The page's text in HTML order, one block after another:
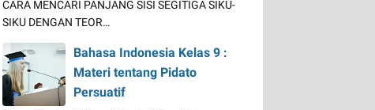
CARA MENCARI PANJANG SISI SEGITIGA SIKU-
SIKU DENGAN TEOR…
Bahasa Indonesia Kelas 9 :
Materi tentang Pidato
Persuatif